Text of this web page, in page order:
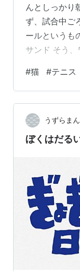
んとしっかり
ず、試合中ご
ールというも
サンド そう、
ゴサンドでい
ってしまいま
れど 早弁す
待ち焦がれた
～。 突然です
#猫 #テニス
うずらま
ぼくはだる